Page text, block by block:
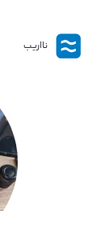
نااریب